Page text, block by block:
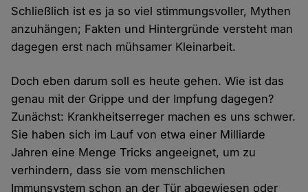
Schließlich ist es ja so viel stimmungsvoller, Mythen
anzuhängen; Fakten und Hintergründe versteht man
dagegen erst nach mühsamer Kleinarbeit.
Doch eben darum soll es heute gehen. Wie ist das
genau mit der Grippe und der Impfung dagegen?
Zunächst: Krankheitserreger machen es uns schwer.
Sie haben sich im Lauf von etwa einer Milliarde
Jahren eine Menge Tricks angeeignet, um zu
verhindern, dass sie vom menschlichen
Immunsystem schon an der Tür abgewiesen oder